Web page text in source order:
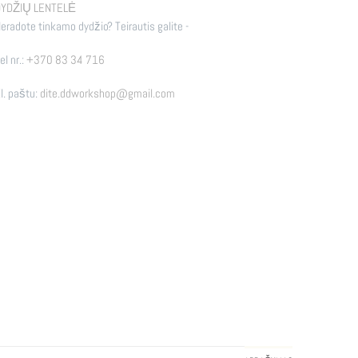
LENTELĖ
tinkamo dydžio? Teirautis galite -
nr.: +370 83 34 716
paštu: dite.ddworkshop@gmail.com